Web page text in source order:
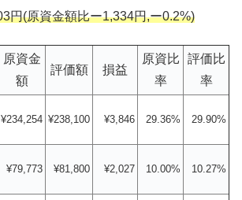
円(原資金額比ー1,334円,ー0.2%)
原資金
額
評価額 損益
原資比
率
評価比
率
¥234,254 ¥238,100 ¥3,846 29.36% 29.90%
¥79,773 ¥81,800 ¥2,027 10.00% 10.27%